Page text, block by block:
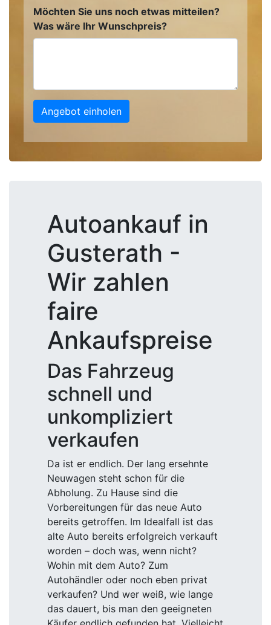
Möchten Sie uns noch etwas mitteilen?
Was wäre Ihr Wunschpreis?
Angebot einholen
Autoankauf in
Gusterath -
Wir zahlen
faire
Ankaufspreise
Das Fahrzeug
schnell und
unkompliziert
verkaufen
Da ist er endlich. Der lang ersehnte
Neuwagen steht schon für die
Abholung. Zu Hause sind die
Vorbereitungen für das neue Auto
bereits getroffen. Im Idealfall ist das
alte Auto bereits erfolgreich verkauft
worden – doch was, wenn nicht?
Wohin mit dem Auto? Zum
Autohändler oder noch eben privat
verkaufen? Und wer weiß, wie lange
das dauert, bis man den geeigneten